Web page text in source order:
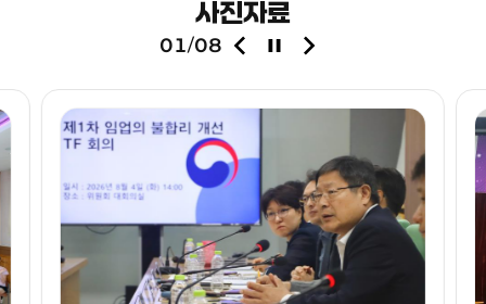
사진자료
01/08 이
이
드
정
다
음